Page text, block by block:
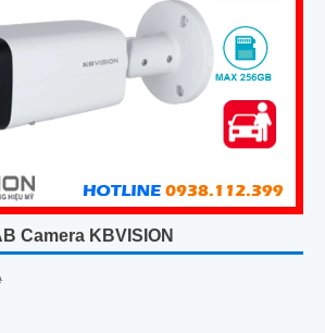
Camera KBVISION